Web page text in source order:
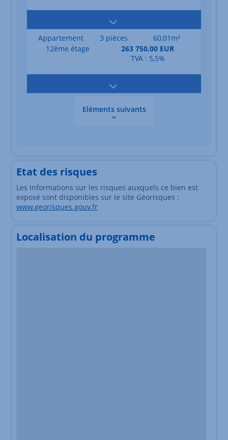
Appartement 3 pièces
60,01m²
12ème étage
263 750,00 EUR
TVA : 5,5%
Eléments suivants
Etat des risques
Les informations sur les risques auxquels ce bien est
exposé sont disponibles sur le site Géorisques :
www.georisques.gouv.fr
Localisation du programme